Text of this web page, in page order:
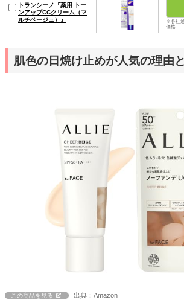
トランシーノ『薬用 トー
ンアップCCクリーム（マ
ルチベージュ）』
※各社
価格
肌色の日焼け止めが人気の理由
この商品を見る 出典：Amazon